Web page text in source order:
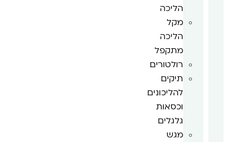
הליכה
מקל
הליכה
מתקפל
רולטורים
תיקים
להליכונים
וכסאות
גלגלים
מגש